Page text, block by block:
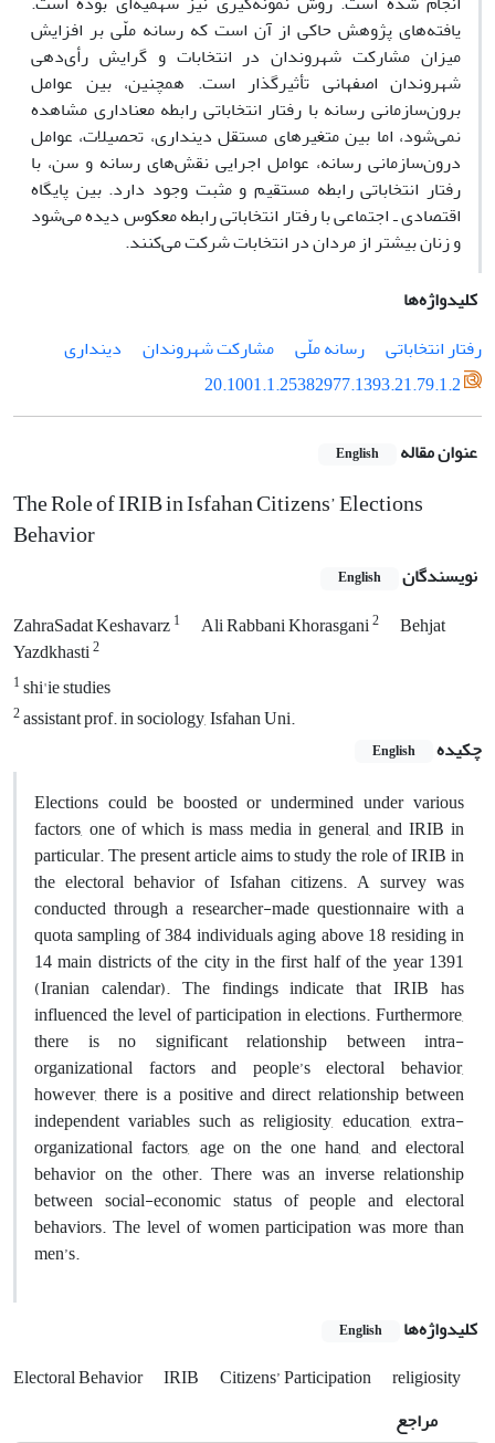
یافته‌های پژوهش حاکی از آن است که رسانه ملّی بر افزایش
میزان مشارکت شهروندان در انتخابات و گرایش رأی‌دهی
شهروندان اصفهانی تأثیرگذار است. همچنین، بین عوامل
برون‌سازمانی رسانه با رفتار انتخاباتی رابطه معناداری مشاهده
نمی‌شود، اما بین متغیرهای مستقل دینداری، تحصیلات، عوامل
درون‌سازمانی رسانه، عوامل اجرایی نقش‌های رسانه و سن، با
رفتار انتخاباتی رابطه مستقیم و مثبت وجود دارد. بین پایگاه
اقتصادی ـ اجتماعی با رفتار انتخاباتی رابطه معکوس دیده می‌شود
و زنان بیشتر از مردان در انتخابات شرکت می‌کنند.
کلیدواژه‌ها
رفتار انتخاباتی
رسانه ملّی مشارکت شهروندان
دینداری
20.1001.1.25382977.1393.21.79.1.2
عنوان مقاله English
The Role of IRIB in Isfahan Citizens’ Elections
Behavior
نویسندگان English
ZahraSadat Keshavarz1 Ali Rabbani Khorasgani2
Behjat
Yazdkhasti2
1shi'ie studies
2assistant prof. in sociology, Isfahan Uni.
چکیده
English
Elections could be boosted or undermined under various
factors, one of which is mass media in general, and IRIB in
particular. The present article aims to study the role of IRIB in
the electoral behavior of Isfahan citizens. A survey was
conducted through a researcher-made questionnaire with a
quota sampling of 384 individuals aging above 18 residing in
14 main districts of the city in the first half of the year 1391
(Iranian calendar). The findings indicate that IRIB has
influenced the level of participation in elections. Furthermore,
there is no significant relationship between intra-
organizational factors and people’s electoral behavior,
however, there is a positive and direct relationship between
independent variables such as religiosity, education, extra-
organizational factors, age on the one hand, and electoral
behavior on the other. There was an inverse relationship
between social-economic status of people and electoral
behaviors. The level of women participation was more than
men’s.
کلیدواژه‌ها English
Electoral Behavior IRIB Citizens’ Participation
religiosity
مراجع